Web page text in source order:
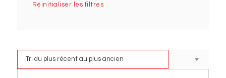
Réinitialiser les filtres